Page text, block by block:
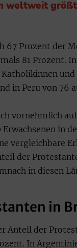
weltweit
67 Prozent der
81 Prozent.
in Peru von 76
vornehmlich
in
vergleichbare
der
in diesen
in
Anteil der
In